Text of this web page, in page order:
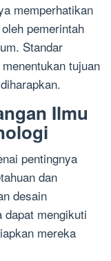
memperhatikan
pemerintah
Standar
tujuan
Ilmu
pentingnya
dan
desain
mengikuti
mereka